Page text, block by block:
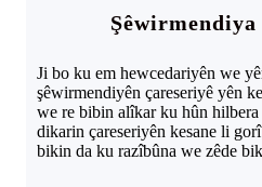
Ji bo ku em hewcedariyên we
şêwirmendiyên çareseriyê yên
we re bibin alîkar ku hûn
dikarin çareseriyên kesane li
bikin da ku razîbûna we zêde